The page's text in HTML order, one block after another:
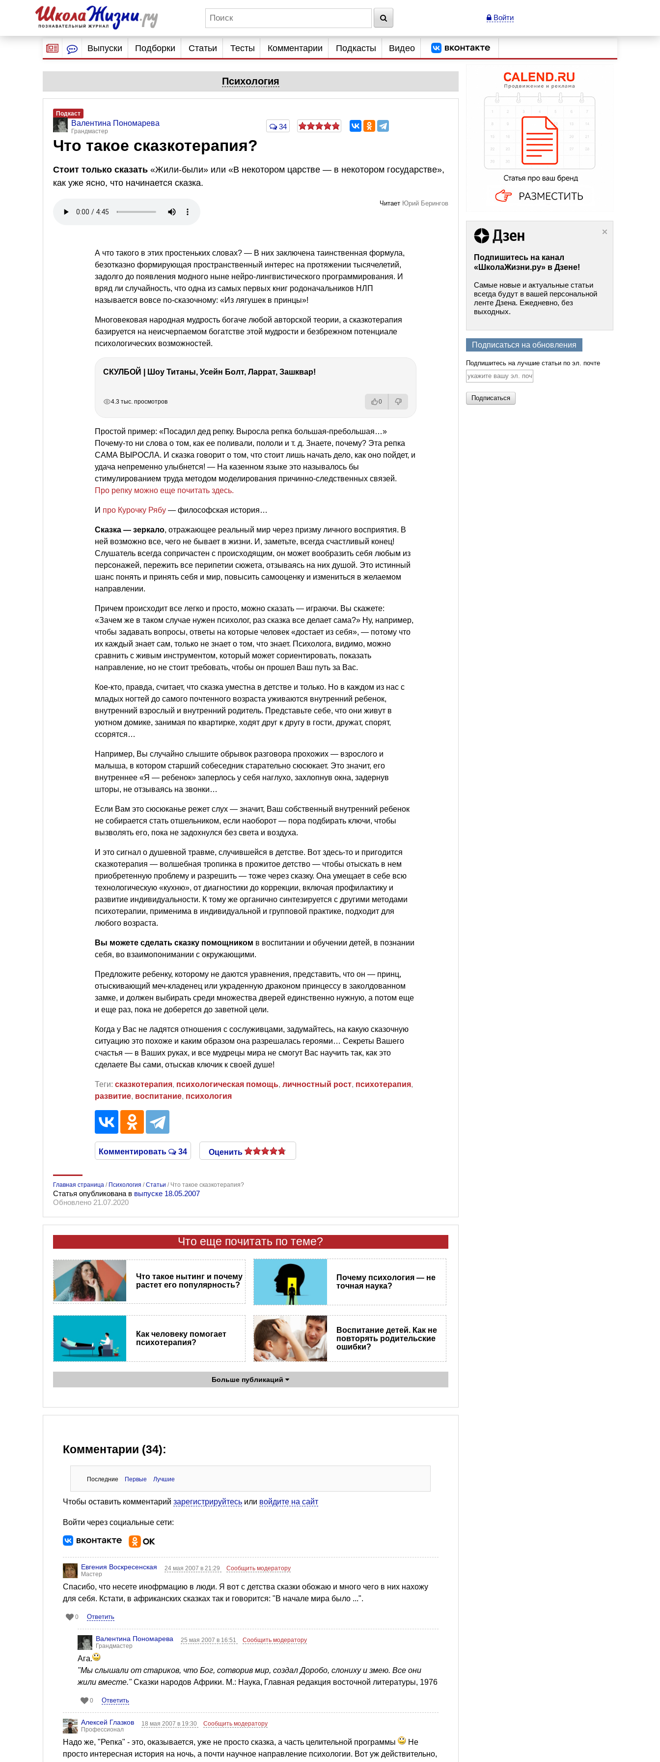
Войти
Выпуски Подборки Статьи Тесты Комментарии Подкасты Видео
Психология
Подкаст
Валентина Пономарева
Грандмастер
34
Что такое сказкотерапия?
Стоит только сказать «Жили-были» или «В некотором царстве — в некотором государстве»,
как уже ясно, что начинается сказка.
Читает Юрий Берингов
А что такого в этих простеньких словах? — В них заключена таинственная формула,
безотказно формирующая пространственный интерес на протяжении тысячелетий,
задолго до появления модного ныне нейро-лингвистического программирования. И
вряд ли случайность, что одна из самых первых книг родоначальников НЛП
называется вовсе по-сказочному: «Из лягушек в принцы»!
Многовековая народная мудрость богаче любой авторской теории, а сказкотерапия
базируется на неисчерпаемом богатстве этой мудрости и безбрежном потенциале
психологических возможностей.
СКУЛБОЙ | Шоу Титаны, Усейн Болт, Ларрат, Зашквар!
4.3 тыс. просмотров 0
Простой пример: «Посадил дед репку. Выросла репка большая-пребольшая…»
Почему-то ни слова о том, как ее поливали, пололи и т. д. Знаете, почему? Эта репка
САМА ВЫРОСЛА. И сказка говорит о том, что стоит лишь начать дело, как оно пойдет, и
удача непременно улыбнется! — На казенном языке это называлось бы
стимулированием труда методом моделирования причинно-следственных связей.
Про репку можно еще почитать здесь.
И про Курочку Рябу — философская история…
Сказка — зеркало, отражающее реальный мир через призму личного восприятия. В
ней возможно все, чего не бывает в жизни. И, заметьте, всегда счастливый конец!
Слушатель всегда сопричастен с происходящим, он может вообразить себя любым из
персонажей, пережить все перипетии сюжета, отзываясь на них душой. Это истинный
шанс понять и принять себя и мир, повысить самооценку и измениться в желаемом
направлении.
Причем происходит все легко и просто, можно сказать — играючи. Вы скажете:
«Зачем же в таком случае нужен психолог, раз сказка все делает сама?» Ну, например,
чтобы задавать вопросы, ответы на которые человек «достает из себя», — потому что
их каждый знает сам, только не знает о том, что знает. Психолога, видимо, можно
сравнить с живым инструментом, который может сориентировать, показать
направление, но не стоит требовать, чтобы он прошел Ваш путь за Вас.
Кое-кто, правда, считает, что сказка уместна в детстве и только. Но в каждом из нас с
младых ногтей до самого почтенного возраста уживаются внутренний ребенок,
внутренний взрослый и внутренний родитель. Представьте себе, что они живут в
уютном домике, занимая по квартирке, ходят друг к другу в гости, дружат, спорят,
ссорятся…
Например, Вы случайно слышите обрывок разговора прохожих — взрослого и
малыша, в котором старший собеседник старательно сюсюкает. Это значит, его
внутреннее «Я — ребенок» заперлось у себя наглухо, захлопнув окна, задернув
шторы, не отзываясь на звонки…
Если Вам это сюсюканье режет слух — значит, Ваш собственный внутренний ребенок
не собирается стать отшельником, если наоборот — пора подбирать ключи, чтобы
вызволять его, пока не задохнулся без света и воздуха.
И это сигнал о душевной травме, случившейся в детстве. Вот здесь-то и пригодится
сказкотерапия — волшебная тропинка в прожитое детство — чтобы отыскать в нем
приобретенную проблему и разрешить — тоже через сказку. Она умещает в себе всю
технологическую «кухню», от диагностики до коррекции, включая профилактику и
развитие индивидуальности. К тому же органично синтезируется с другими методами
психотерапии, применима в индивидуальной и групповой практике, подходит для
любого возраста.
Вы можете сделать сказку помощником в воспитании и обучении детей, в познании
себя, во взаимопонимании с окружающими.
Предложите ребенку, которому не даются уравнения, представить, что он — принц,
отыскивающий меч-кладенец или украденную драконом принцессу в заколдованном
замке, и должен выбирать среди множества дверей единственно нужную, а потом еще
и еще раз, пока не доберется до заветной цели.
Когда у Вас не ладятся отношения с сослуживцами, задумайтесь, на какую сказочную
ситуацию это похоже и каким образом она разрешалась героями… Секреты Вашего
счастья — в Ваших руках, и все мудрецы мира не смогут Вас научить так, как это
сделаете Вы сами, отыскав ключик к своей душе!
Теги: сказкотерапия, психологическая помощь, личностный рост, психотерапия,
развитие, воспитание, психология
Комментировать 34 Оценить
Главная страница / Психология /Статьи / Что такое сказкотерапия?
Статья опубликована в выпуске 18.05.2007
Обновлено 21.07.2020
Что еще почитать по теме?
Что такое нытинг и почему
растет его популярность?
Почему психология — не
точная наука?
Как человеку помогает
психотерапия?
Воспитание детей. Как не
повторять родительские
ошибки?
Больше публикаций
Комментарии (34):
Последние Первые Лучшие
Чтобы оставить комментарий зарегистрируйтесь или войдите на сайт
Войти через социальные сети:
Евгения Воскресенская
Мастер
24 мая 2007 в 21:29 Сообщить модератору
Спасибо, что несете инофрмацию в люди. Я вот с детства сказки обожаю и много чего в них нахожу
для себя. Кстати, в африканских сказках так и говорится: "В начале мира было ...".
0 Ответить
Валентина Пономарева
Грандмастер
25 мая 2007 в 16:51 Сообщить модератору
Ага.
"Мы слышали от стариков, что Бог, сотворив мир, создал Доробо, слониху и змею. Все они
жили вместе."Сказки народов Африки. М.: Наука, Главная редакция восточной литературы, 1976
0 Ответить
Алексей Глазков
Профессионал
18 мая 2007 в 19:30 Сообщить модератору
Надо же, "Репка" - это, оказывается, уже не просто сказка, а часть целительной программы
Не
просто интересная история на ночь, а почти научное направление психологии. Вот уж действительно,
Подпишитесь на канал
«ШколаЖизни.ру» в Дзене!
Самые новые и актуальные статьи
всегда будут в вашей персональной
ленте Дзена. Ежедневно, без
выходных.
Подписаться на обновления
Подпишитесь на лучшие статьи по эл. почте